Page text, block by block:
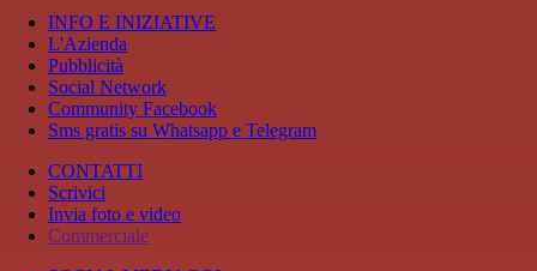
INFO E INIZIATIVE
L'Azienda
Pubblicità
Social Network
Community Facebook
Sms gratis su Whatsapp e Telegram
CONTATTI
Scrivici
Invia foto e video
Commerciale